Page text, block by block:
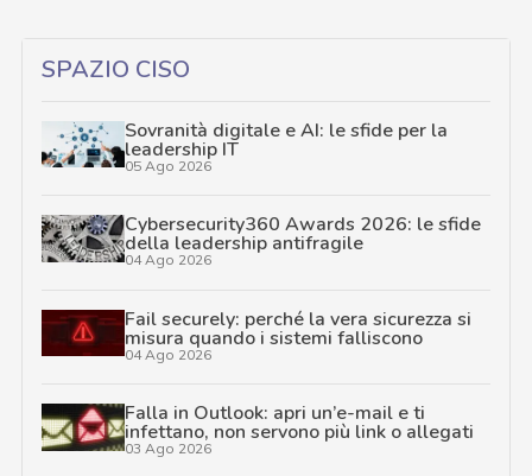
SPAZIO CISO
Sovranità digitale e AI: le sfide per la
leadership IT
05 Ago 2026
Cybersecurity360 Awards 2026: le sfide
della leadership antifragile
04 Ago 2026
Fail securely: perché la vera sicurezza si
misura quando i sistemi falliscono
04 Ago 2026
Falla in Outlook: apri un’e-mail e ti
infettano, non servono più link o allegati
03 Ago 2026